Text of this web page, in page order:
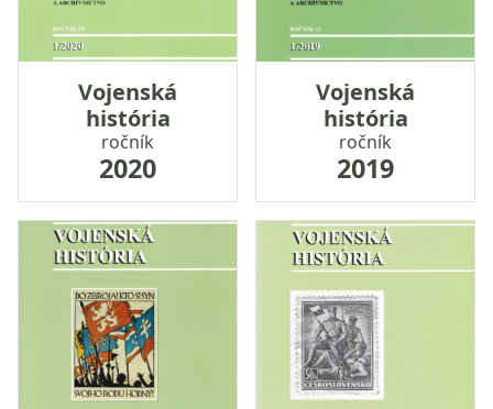
Vojenská
história
ročník
2020
Vojenská
história
ročník
2019